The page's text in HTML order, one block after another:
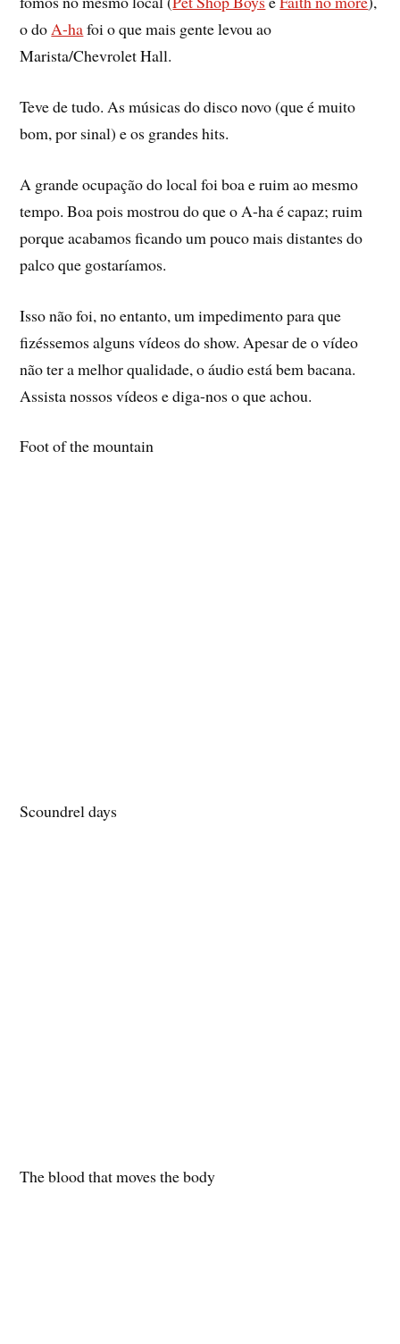
o doA-hafoi o que mais gente levou ao
Marista/Chevrolet Hall.
Teve de tudo. As músicas do disco novo (que é muito
bom, por sinal) e os grandes hits.
A grande ocupação do local foi boa e ruim ao mesmo
tempo. Boa pois mostrou do que o A-ha é capaz; ruim
porque acabamos ficando um pouco mais distantes do
palco que gostarí­amos.
Isso não foi, no entanto, um impedimento para que
fizéssemos alguns ví­deos do show. Apesar de o ví­deo
não ter a melhor qualidade, o áudio está bem bacana.
Assista nossos ví­deos e diga-nos o que achou.
Foot of the mountain
Scoundrel days
The blood that moves the body